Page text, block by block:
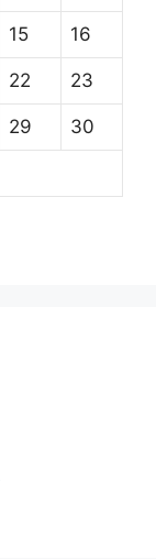
15 16
22 23
29 30